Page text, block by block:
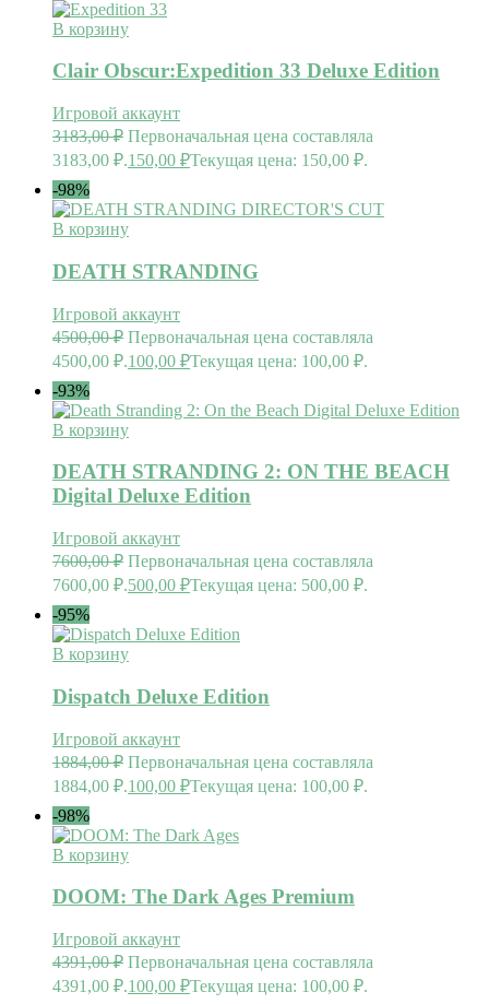
В корзину
Clair Obscur:Expedition 33 Deluxe Edition
Игровой аккаунт
3183,00₽ Первоначальная цена составляла
3183,00 ₽.150,00 ₽Текущая цена: 150,00 ₽.
-98%
В корзину
DEATH STRANDING
Игровой аккаунт
4500,00₽ Первоначальная цена составляла
4500,00 ₽.100,00 ₽Текущая цена: 100,00 ₽.
-93%
В корзину
DEATH STRANDING 2: ON THE BEACH
Digital Deluxe Edition
Игровой аккаунт
7600,00₽ Первоначальная цена составляла
7600,00 ₽.500,00 ₽Текущая цена: 500,00 ₽.
-95%
В корзину
Dispatch Deluxe Edition
Игровой аккаунт
1884,00₽ Первоначальная цена составляла
1884,00 ₽.100,00 ₽Текущая цена: 100,00 ₽.
-98%
В корзину
DOOM: The Dark Ages Premium
Игровой аккаунт
4391,00₽ Первоначальная цена составляла
4391,00 ₽.100,00 ₽Текущая цена: 100,00 ₽.